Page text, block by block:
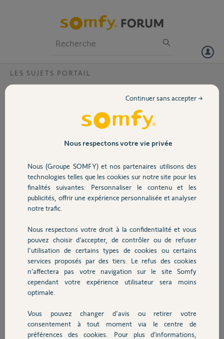
Volet
Sécurité
Domotique
Chauffage
Autres produits
Devis avec un pro
LES SUJETS PORTAIL
Carte électronique Simininor M2200
Bonjour,
mon portail me pose des
problèmes
régulièrement. Les
moteurs sont OK mais
électronique SIMINOR
M2200 qui semble
défectueux car 1 seul bras
fonctionne (c'est le
composant K7 qui semble grillé). Savez-vous comment on peut se
Merci,
helene
il y a environ 5 ans
Participer au fil de discussion
Réponses
Nous respectons votre vie privée
Nous (Groupe SOMFY) et nos partenaires utilisons des
technologies telles que les cookies sur notre site pour les
finalités suivantes: Personnaliser le contenu et les
publicités, offrir une expérience personnalisée et analyser
notre trafic.
Nous respectons votre droit à la confidentialité et vous
pouvez choisir d’accepter, de contrôler ou de refuser
l'utilisation de certains types de cookies ou certains
services proposés par des tiers. Le refus des cookies
n’affectera pas votre navigation sur le site Somfy
cependant votre expérience utilisateur sera moins
optimale.
Vous pouvez changer d'avis ou retirer votre
consentement à tout moment via le centre de
préférences des cookies. Pour plus d’informations,
Continuer sans accepter →